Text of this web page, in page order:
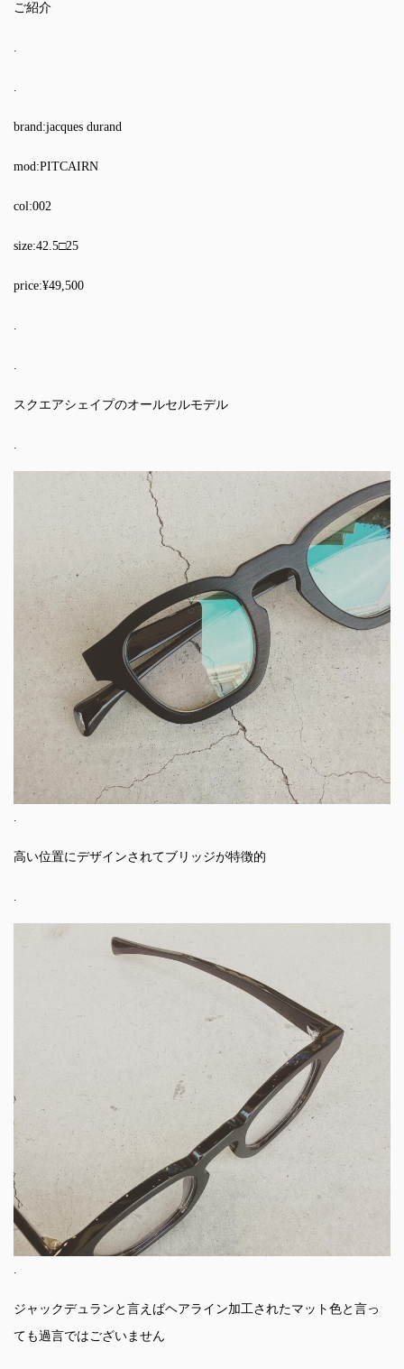
ご紹介
.
.
brand:jacques durand
mod:PITCAIRN
col:002
size:42.5□25
price:¥49,500
.
.
スクエアシェイプのオールセルモデル
.
.
高い位置にデザインされてブリッジが特徴的
.
.
ジャックデュランと言えばヘアライン加工されたマット色と言っ
ても過言ではございません